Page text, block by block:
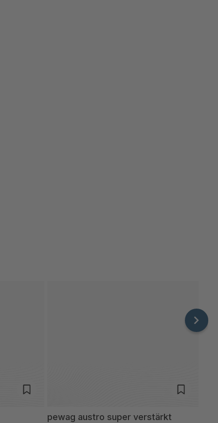
pewag austro super verstärkt